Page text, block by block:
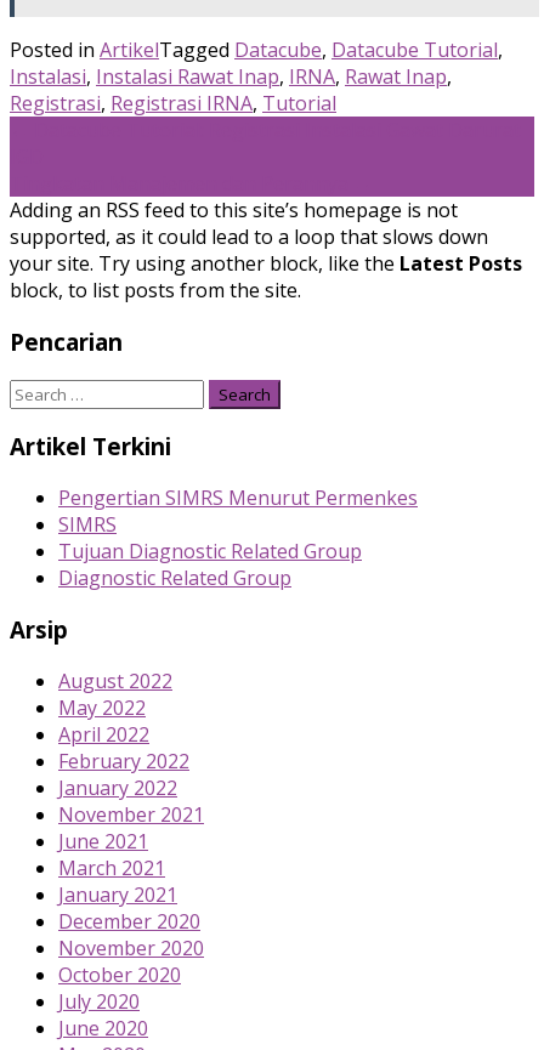
Posted in ArtikelTagged Datacube, Datacube Tutorial,
Instalasi, Instalasi Rawat Inap, IRNA, Rawat Inap,
Registrasi, Registrasi IRNA, Tutorial
Adding an RSS feed to this site’s homepage is not
supported, as it could lead to a loop that slows down
your site. Try using another block, like the Latest Posts
block, to list posts from the site.
Pencarian
Search
for:
Artikel Terkini
Pengertian SIMRS Menurut Permenkes
SIMRS
Tujuan Diagnostic Related Group
Diagnostic Related Group
Arsip
August 2022
May 2022
April 2022
February 2022
January 2022
November 2021
June 2021
March 2021
January 2021
December 2020
November 2020
October 2020
July 2020
June 2020